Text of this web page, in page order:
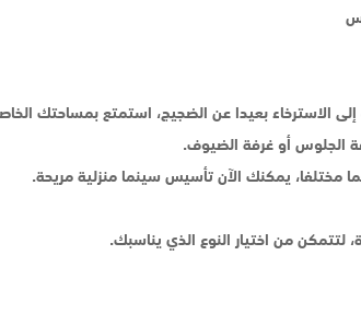
إلى الاسترخاء بعيدا عن الضجيج، استمتع
الجلوس أو غرفة الضيوف.
مختلفا، يمكنك الآن تأسيس سينما منزلية مريحة.
من اختيار النوع الذي يناسبك.